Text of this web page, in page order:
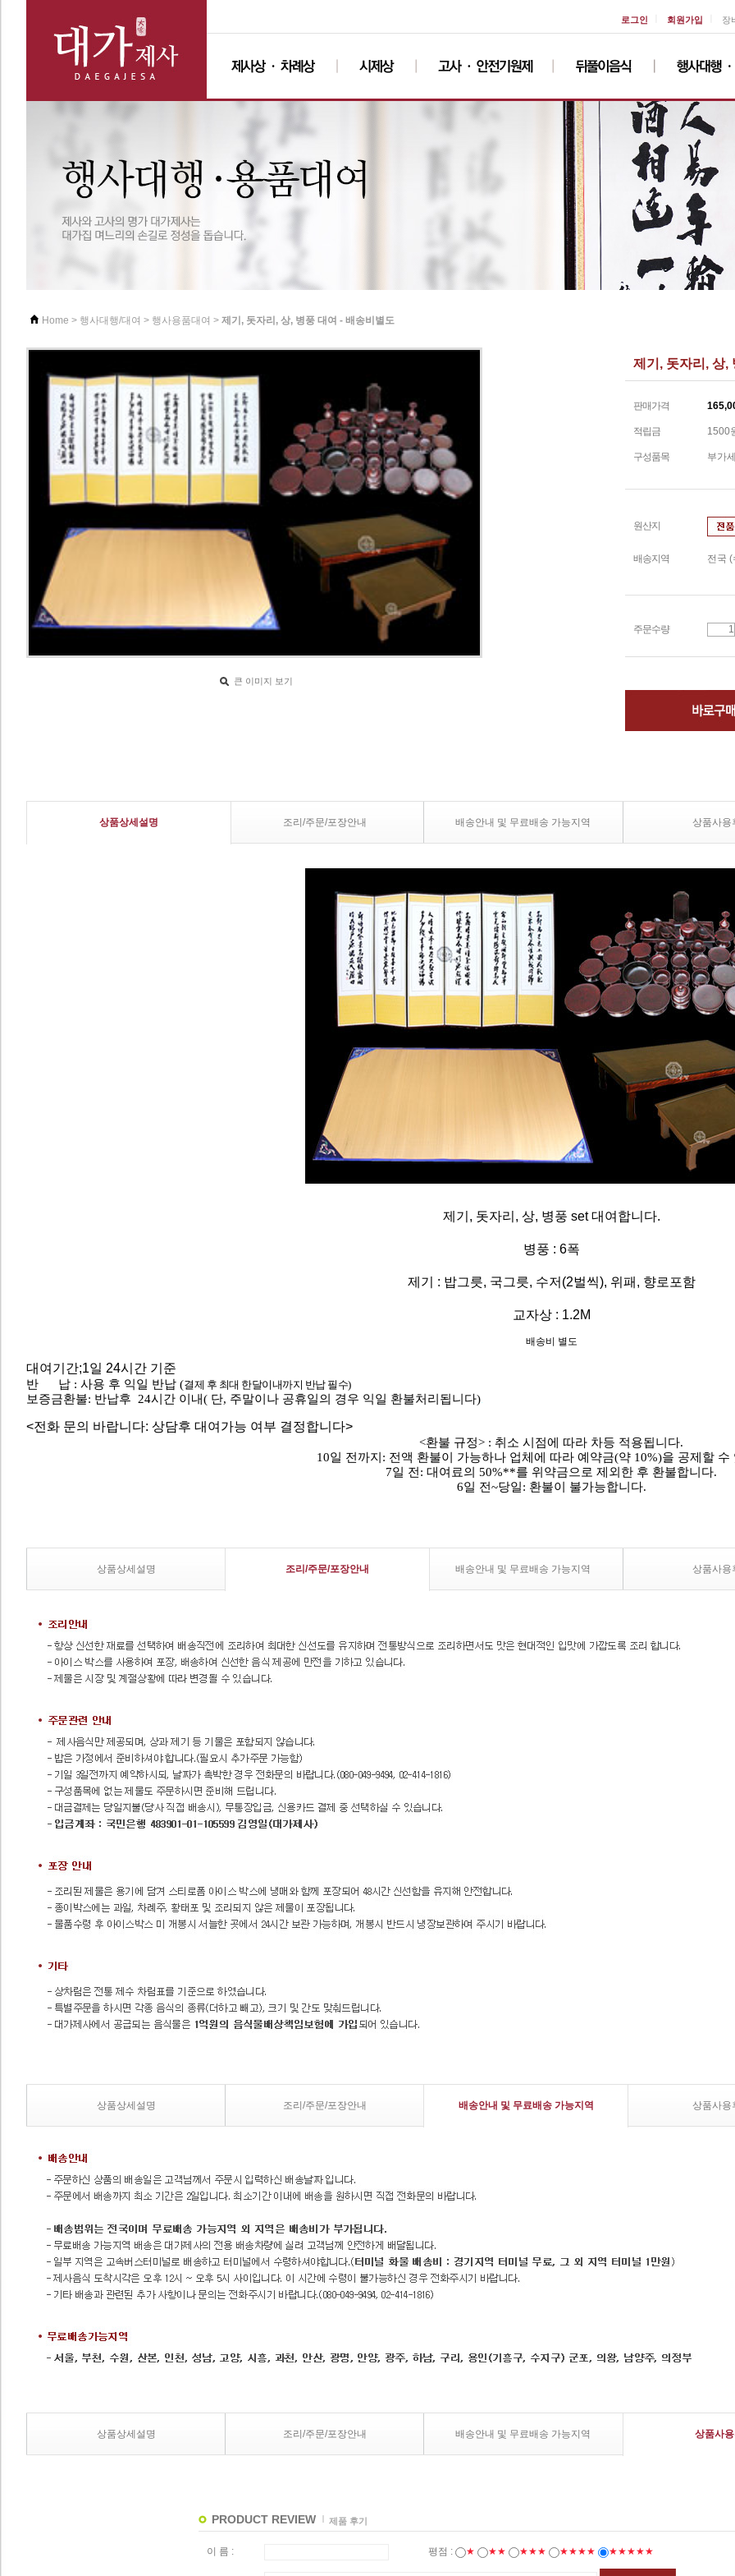
로그인 회원가입 장
Home > 행사대행/대여 > 행사용품대여 > 제기, 돗자리, 상, 병풍 대여 - 배송비별도
큰 이미지 보기
제기, 돗자리, 상,
판매가격
적립금 1500
구성품목 부가
원산지
배송지역 전국
주문수량
상품상세설명 조리/주문/포장안내 배송안내 및 무료배송 가능지역 상품사용
제기, 돗자리, 상, 병풍 set 대여합니다.
병풍 : 6폭
제기 : 밥그릇, 국그릇, 수저(2벌씩), 위패, 향로포함
교자상 : 1.2M
배송비 별도
대여기간;1일 24시간 기준
반 납 : 사용 후 익일 반납 (결제 후 최대 한달이내까지 반납 필수)
보증금환불: 반납후 24시간 이내( 단, 주말이나 공휴일의 경우 익일 환불처리됩니다).
<전화 문의 바랍니다: 상담후 대여가능 여부 결정합니다>
<환불 규정> : 취소 시점에 따라 차등 적용됩니다.
10일 전까지: 전액 환불이 가능하나 업체에 따라 예약금(약 10%)을 공제할 수
7일 전: 대여료의 50%**를 위약금으로 제외한 후 환불합니다.
6일 전~당일: 환불이 불가능합니다.
상품상세설명 조리/주문/포장안내 배송안내 및 무료배송 가능지역 상품사용
상품상세설명 조리/주문/포장안내 배송안내 및 무료배송 가능지역 상품사용
상품상세설명 조리/주문/포장안내 배송안내 및 무료배송 가능지역 상품사
PRODUCT REVIEW 제품 후기
이 름 : 평점 : ★ ★★ ★★★ ★★★★ ★★★★★